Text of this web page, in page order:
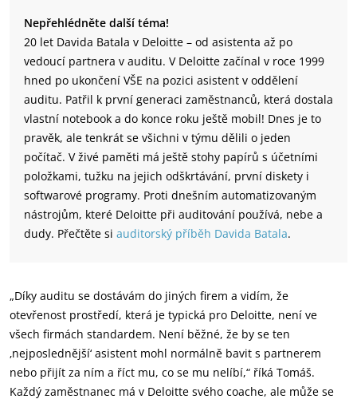
Nepřehlédněte další téma!
20 let Davida Batala v Deloitte – od asistenta až po
vedoucí partnera v auditu. V Deloitte začínal v roce 1999
hned po ukončení VŠE na pozici asistent v oddělení
auditu. Patřil k první generaci zaměstnanců, která dostala
vlastní notebook a do konce roku ještě mobil! Dnes je to
pravěk, ale tenkrát se všichni v týmu dělili o jeden
počítač. V živé paměti má ještě stohy papírů s účetními
položkami, tužku na jejich odškrtávání, první diskety i
softwarové programy. Proti dnešním automatizovaným
nástrojům, které Deloitte při auditování používá, nebe a
dudy. Přečtěte si auditorský příběh Davida Batala.
„Díky auditu se dostávám do jiných firem a vidím, že
otevřenost prostředí, která je typická pro Deloitte, není ve
všech firmách standardem. Není běžné, že by se ten
‚nejposlednější‘ asistent mohl normálně bavit s partnerem
nebo přijít za ním a říct mu, co se mu nelíbí,“ říká Tomáš.
Každý zaměstnanec má v Deloitte svého coache, ale může se